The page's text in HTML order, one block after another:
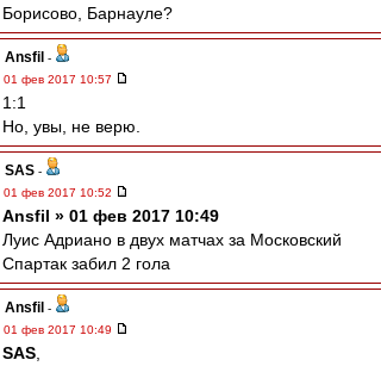
Борисово, Барнауле?
Ansfil -
01 фев 2017 10:57
1:1
Но, увы, не верю.
SAS -
01 фев 2017 10:52
Ansfil » 01 фев 2017 10:49
Луис Адриано в двух матчах за Московский
Спартак забил 2 гола
Ansfil -
01 фев 2017 10:49
SAS